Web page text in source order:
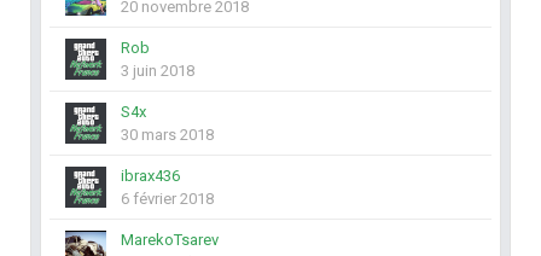
20 novembre 2018
Rob
3 juin 2018
S4x
30 mars 2018
ibrax436
6 février 2018
MarekoTsarev